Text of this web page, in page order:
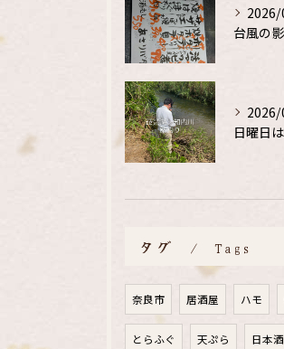
台風の
タグ Tags
奈良市 居酒屋 ハモ
とらふぐ 天ぷら 日本酒